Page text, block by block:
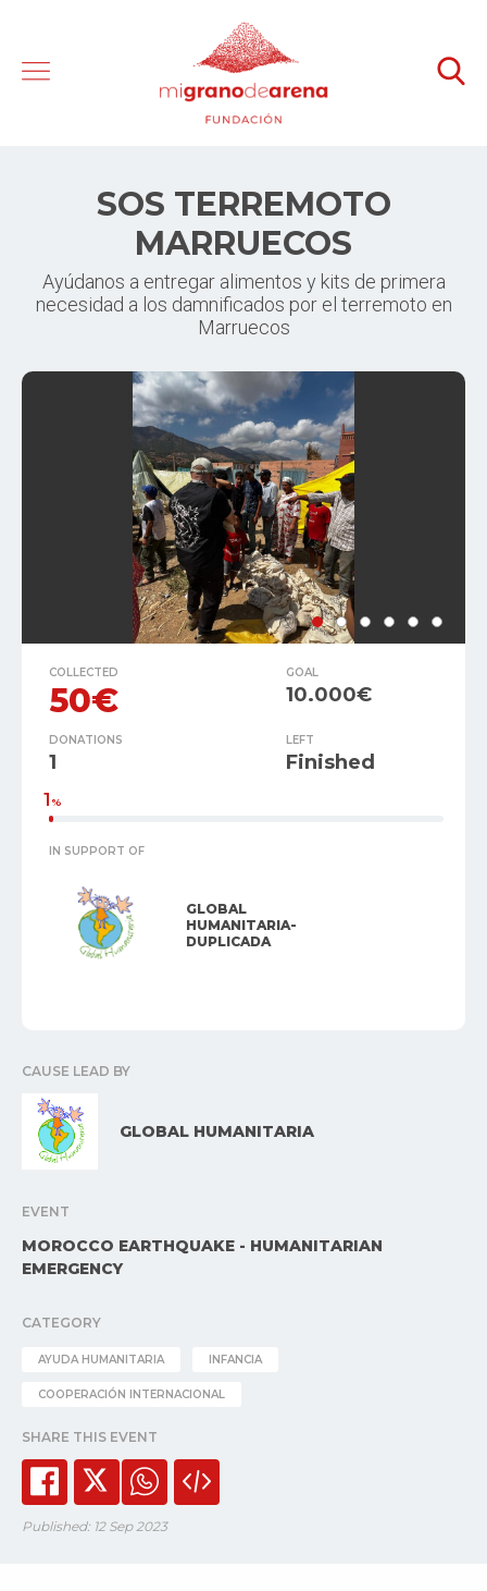
SOS TERREMOTO
MARRUECOS
Ayúdanos a entregar alimentos y kits de primera
necesidad a los damnificados por el terremoto en
Marruecos
COLLECTED
50€
GOAL
10.000€
DONATIONS
1
LEFT
Finished
1%
IN SUPPORT OF
GLOBAL
HUMANITARIA-
DUPLICADA
CAUSE LEAD BY
GLOBAL HUMANITARIA
EVENT
MOROCCO EARTHQUAKE - HUMANITARIAN
EMERGENCY
CATEGORY
AYUDA HUMANITARIA INFANCIA
COOPERACIÓN INTERNACIONAL
SHARE THIS EVENT
Published: 12 Sep 2023